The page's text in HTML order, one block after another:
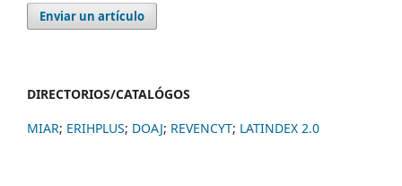
Enviar un artículo
DIRECTORIOS/CATALÓGOS
MIAR; ERIHPLUS; DOAJ; REVENCYT; LATINDEX 2.0